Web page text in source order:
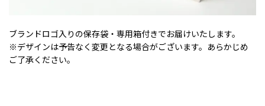
ブランドロゴ入りの保存袋・専用箱付きでお届けいたします。
※デザインは予告なく変更となる場合がございます。あらかじめ
ご了承ください。